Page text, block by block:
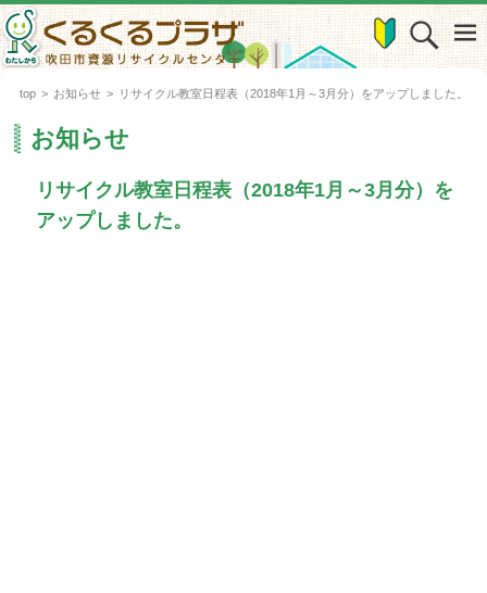
top > お知らせ > リサイクル教室日程表（2018年1月～3月分）をアップしました。
お知らせ
リサイクル教室日程表（2018年1月～3月分）を
アップしました。